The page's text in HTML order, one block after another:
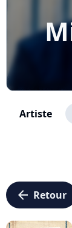
Artiste
arrow_left Retour